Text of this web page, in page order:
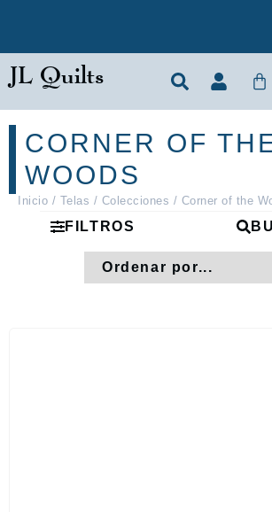
JL Quilts
CORNER OF
WOODS
Inicio / Telas / Colecciones / Corner of the
FILTROS